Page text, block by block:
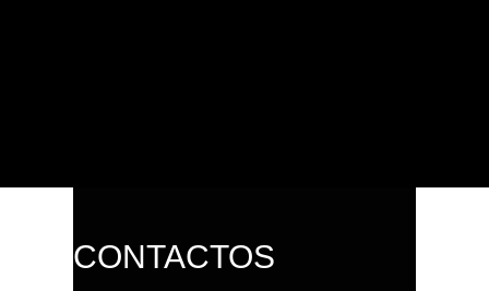
CONTACTOS